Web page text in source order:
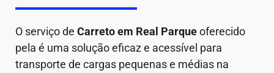
O serviço de Carreto em Real Parqueoferecido
pela é uma solução eficaz e acessível para
transporte de cargas pequenas e médias na